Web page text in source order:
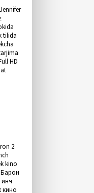
tilida
HD